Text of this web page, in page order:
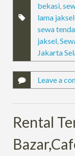
bekasi ,
lama jaksel
sewa
jaksel ,
Jakarta
Leave a
Rental